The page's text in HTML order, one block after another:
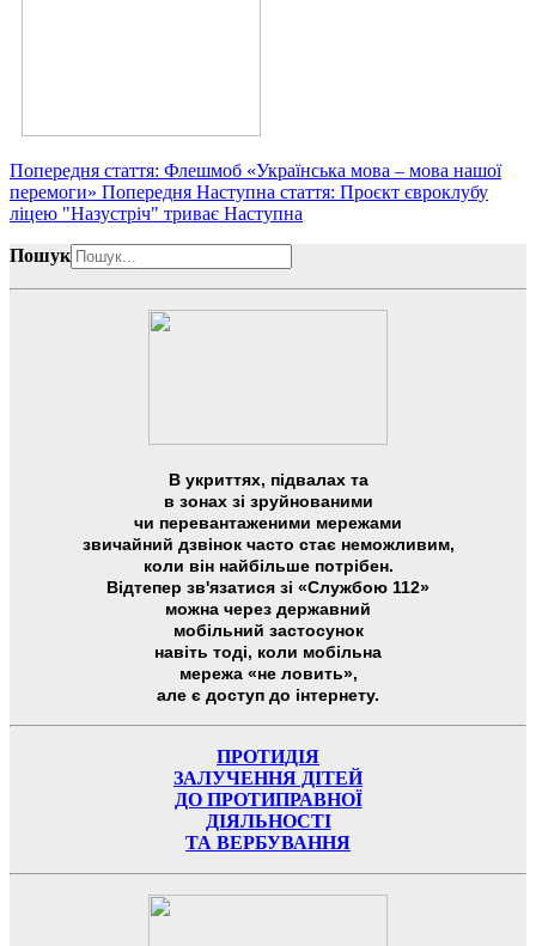
Попередня стаття: Флешмоб «Українська мова – мова нашої
перемоги» Попередня Наступна стаття: Проєкт євроклубу
ліцею "Назустріч" триває Наступна
Пошук
В укриттях, підвалах та
в зонах зі зруйнованими
чи перевантаженими мережами
звичайний дзвінок часто стає неможливим,
коли він найбільше потрібен.
Відтепер зв'язатися зі «Службою 112»
можна через державний
мобільний застосунок
навіть тоді, коли мобільна
мережа «не ловить»,
але є доступ до інтернету.
ПРОТИДІЯ
ЗАЛУЧЕННЯ ДІТЕЙ
ДО ПРОТИПРАВНОЇ
ДІЯЛЬНОСТІ
ТА ВЕРБУВАННЯ